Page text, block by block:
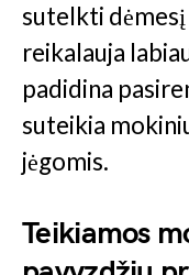
sutelkti
reikalauja
padidina
suteikia
jėgomis.
Teikiamos